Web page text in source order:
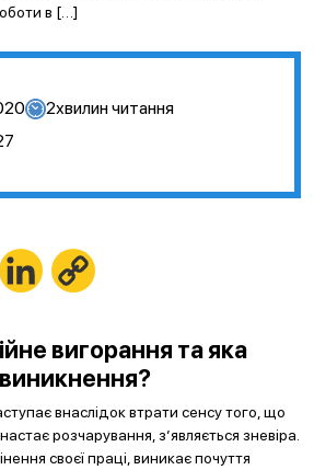
в […]
2хвилин читання
TelegramLinkedIn
вигорання та яка
внаслідок втрати сенсу того, що
розчарування, з’являється зневіра.
своєї праці, виникає почуття